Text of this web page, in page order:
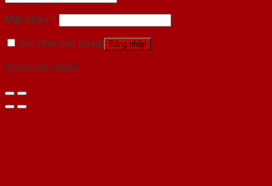
Mật khẩu *
Ghi nhớ mật khẩu
Đăng nhập
Quên mật khẩu?